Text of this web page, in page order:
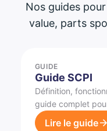
Nos guides
value, parts
GUIDE
Guide SCPI
Définition,
guide complet
Lire le guide